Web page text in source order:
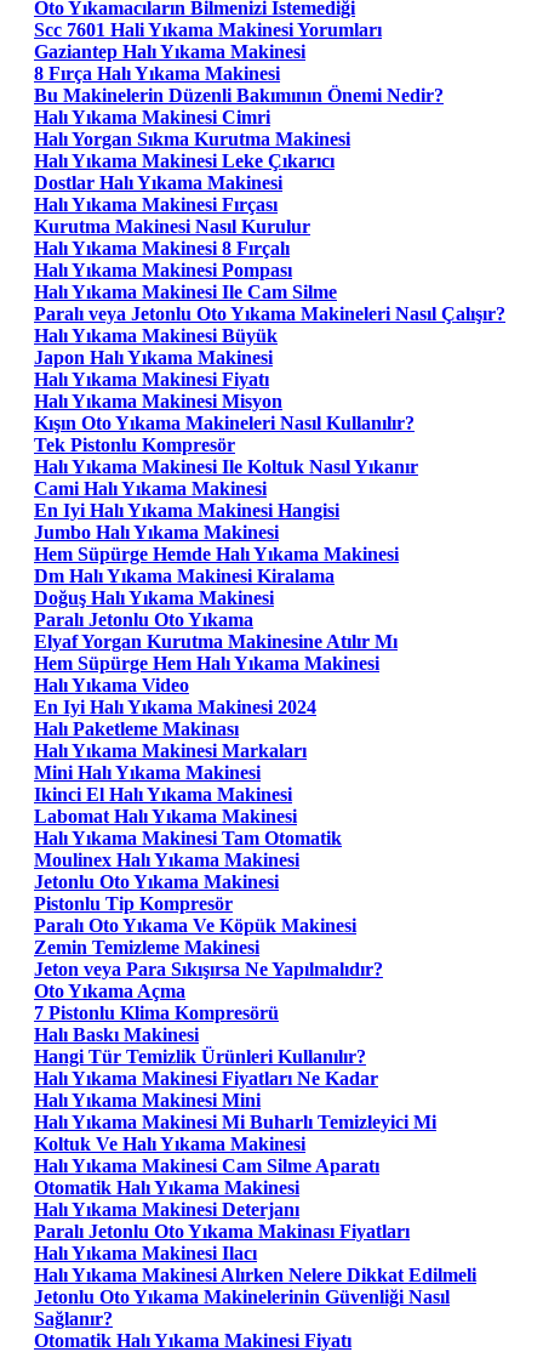
Oto Yıkamacıların Bilmenizi Istemediği
Scc 7601 Hali Yıkama Makinesi Yorumları
Gaziantep Halı Yıkama Makinesi
8 Fırça Halı Yıkama Makinesi
Bu Makinelerin Düzenli Bakımının Önemi Nedir?
Halı Yıkama Makinesi Cimri
Halı Yorgan Sıkma Kurutma Makinesi
Halı Yıkama Makinesi Leke Çıkarıcı
Dostlar Halı Yıkama Makinesi
Halı Yıkama Makinesi Fırçası
Kurutma Makinesi Nasıl Kurulur
Halı Yıkama Makinesi 8 Fırçalı
Halı Yıkama Makinesi Pompası
Halı Yıkama Makinesi Ile Cam Silme
Paralı veya Jetonlu Oto Yıkama Makineleri Nasıl Çalışır?
Halı Yıkama Makinesi Büyük
Japon Halı Yıkama Makinesi
Halı Yıkama Makinesi Fiyatı
Halı Yıkama Makinesi Misyon
Kışın Oto Yıkama Makineleri Nasıl Kullanılır?
Tek Pistonlu Kompresör
Halı Yıkama Makinesi Ile Koltuk Nasıl Yıkanır
Cami Halı Yıkama Makinesi
En Iyi Halı Yıkama Makinesi Hangisi
Jumbo Halı Yıkama Makinesi
Hem Süpürge Hemde Halı Yıkama Makinesi
Dm Halı Yıkama Makinesi Kiralama
Doğuş Halı Yıkama Makinesi
Paralı Jetonlu Oto Yıkama
Elyaf Yorgan Kurutma Makinesine Atılır Mı
Hem Süpürge Hem Halı Yıkama Makinesi
Halı Yıkama Video
En Iyi Halı Yıkama Makinesi 2024
Halı Paketleme Makinası
Halı Yıkama Makinesi Markaları
Mini Halı Yıkama Makinesi
Ikinci El Halı Yıkama Makinesi
Labomat Halı Yıkama Makinesi
Halı Yıkama Makinesi Tam Otomatik
Moulinex Halı Yıkama Makinesi
Jetonlu Oto Yıkama Makinesi
Pistonlu Tip Kompresör
Paralı Oto Yıkama Ve Köpük Makinesi
Zemin Temizleme Makinesi
Jeton veya Para Sıkışırsa Ne Yapılmalıdır?
Oto Yıkama Açma
7 Pistonlu Klima Kompresörü
Halı Baskı Makinesi
Hangi Tür Temizlik Ürünleri Kullanılır?
Halı Yıkama Makinesi Fiyatları Ne Kadar
Halı Yıkama Makinesi Mini
Halı Yıkama Makinesi Mi Buharlı Temizleyici Mi
Koltuk Ve Halı Yıkama Makinesi
Halı Yıkama Makinesi Cam Silme Aparatı
Otomatik Halı Yıkama Makinesi
Halı Yıkama Makinesi Deterjanı
Paralı Jetonlu Oto Yıkama Makinası Fiyatları
Halı Yıkama Makinesi Ilacı
Halı Yıkama Makinesi Alırken Nelere Dikkat Edilmeli
Jetonlu Oto Yıkama Makinelerinin Güvenliği Nasıl
Sağlanır?
Otomatik Halı Yıkama Makinesi Fiyatı